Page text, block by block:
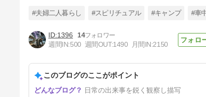
30日前
#夫婦二人暮らし #スピリチュアル #キャンプ #車
1396
14
週間IN:500 週間OUT:1490 月間IN:2150
このブログのここがポイント
日常の出来事を鋭く観察し描写